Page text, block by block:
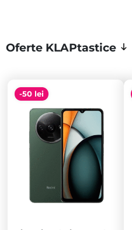
Oferte KLAPtastice
-50 lei